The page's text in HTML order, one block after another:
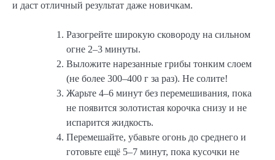
и даст отличный результат даже новичкам.
Разогрейте широкую сковороду на сильном
огне 2–3 минуты.
Выложите нарезанные грибы тонким слоем
(не более 300–400 г за раз). Не солите!
Жарьте 4–6 минут без перемешивания, пока
не появится золотистая корочка снизу и не
испарится жидкость.
Перемешайте, убавьте огонь до среднего и
готовьте ещё 5–7 минут, пока кусочки не